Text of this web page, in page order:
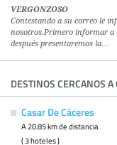
VERGONZOSO
Contestando a su correo le
nosotros.Primero informar a
después presentaremos la…
DESTINOS CERCANOS A
Casar De Cáceres
A 20.85 km de distancia
( 3 hoteles )